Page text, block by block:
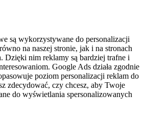
są wykorzystywane do personalizacji
na naszej stronie, jak i na stronach
Dzięki nim reklamy są bardziej trafne i
Google Ads działa zgodnie
poziom personalizacji reklam do
zdecydować, czy chcesz, aby Twoje
do wyświetlania spersonalizowanych